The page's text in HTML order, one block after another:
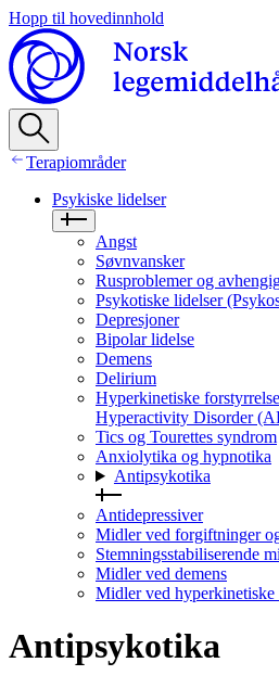
Hopp til hovedinnhold
Terapiområder
Psykiske lidelser
Angst
Søvnvansker
Rusproblemer og
Psykotiske lidelser
Depresjoner
Bipolar lidelse
Demens
Delirium
Hyperkinetiske
Hyperactivity Disorder
Tics og Tourettes syndrom
Anxiolytika og hypnotika
Antipsykotika
Antidepressiver
Midler ved forgiftninger
Stemningsstabiliserende
Midler ved demens
Midler ved
Antipsykotika